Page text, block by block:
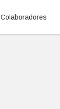
Colaboradores